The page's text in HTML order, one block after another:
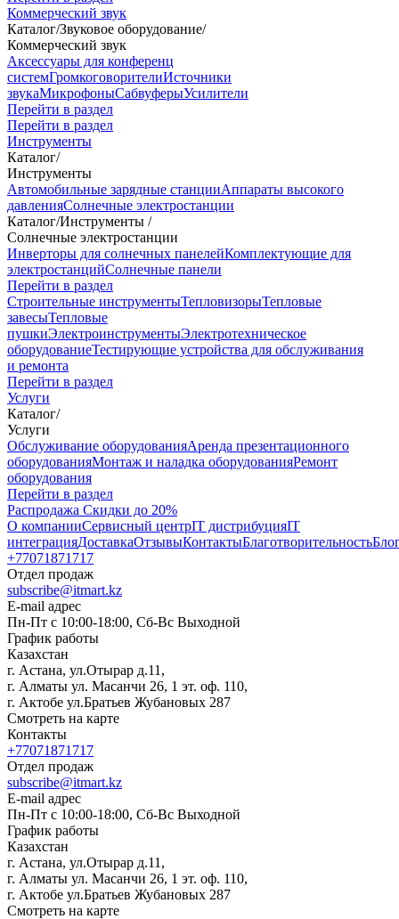
Коммерческий звук
Каталог/Звуковое оборудование/
Коммерческий звук
Аксессуары для конференц
системГромкоговорителиИсточники
звукаМикрофоныСабвуферыУсилители
Перейти в раздел
Перейти в раздел
Инструменты
Каталог/
Инструменты
Автомобильные зарядные станцииАппараты высокого
давленияСолнечные электростанции
Каталог/Инструменты /
Солнечные электростанции
Инверторы для солнечных панелейКомплектующие для
электростанцийСолнечные панели
Перейти в раздел
Строительные инструментыТепловизорыТепловые
завесыТепловые
пушкиЭлектроинструментыЭлектротехническое
оборудованиеТестирующие устройства для обслуживания
и ремонта
Перейти в раздел
Услуги
Каталог/
Услуги
Oбслуживание оборудованияАренда презентационного
оборудованияМонтаж и наладка оборудованияРемонт
оборудования
Перейти в раздел
Распродажа Скидки до 20%
О компанииСервисный центрIT дистрибуцияIT
интеграцияДоставкаОтзывыКонтактыБлаготворительность
+77071871717
Отдел продаж
subscribe@itmart.kz
E-mail адрес
Пн-Пт с 10:00-18:00, Сб-Вс Выходной
График работы
Казахстан
г. Астана, ул.Отырар д.11,
г. Алматы ул. Масанчи 26, 1 эт. оф. 110,
г. Актобе ул.Братьев Жубановых 287
Смотреть на карте
Контакты
+77071871717
Отдел продаж
subscribe@itmart.kz
E-mail адрес
Пн-Пт с 10:00-18:00, Сб-Вс Выходной
График работы
Казахстан
г. Астана, ул.Отырар д.11,
г. Алматы ул. Масанчи 26, 1 эт. оф. 110,
г. Актобе ул.Братьев Жубановых 287
Смотреть на карте